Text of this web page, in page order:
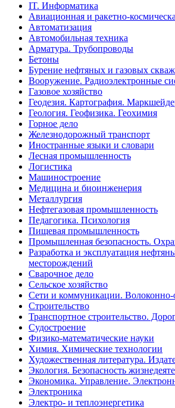
IT. Информатика
Авиационная и ракетно-
Автоматизация
Автомобильная техника
Арматура. Трубопроводы
Бетоны
Бурение нефтяных и газовых
Вооружение. Радиоэлектронные
Газовое хозяйство
Геодезия. Картография.
Геология. Геофизика. Геохимия
Горное дело
Железнодорожный транспорт
Иностранные языки и словари
Лесная промышленность
Логистика
Машиностроение
Медицина и биоинженерия
Металлургия
Нефтегазовая промышленность
Педагогика. Психология
Пищевая промышленность
Промышленная безопасность.
Разработка и эксплуатация
месторождений
Сварочное дело
Сельское хозяйство
Сети и коммуникации. Волоконно-
Строительство
Транспортное строительство.
Судостроение
Физико-математические науки
Химия. Химические технологии
Художественная литература.
Экология. Безопасность
Экономика. Управление.
Электроника
Электро- и теплоэнергетика